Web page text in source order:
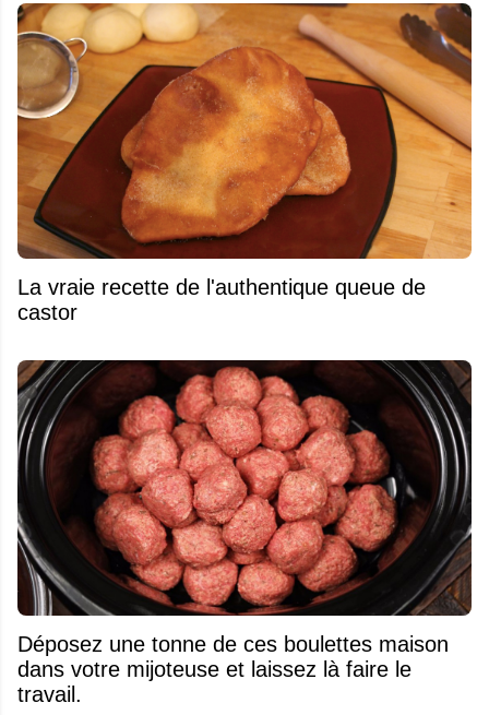
La vraie recette de l'authentique queue de
castor
Déposez une tonne de ces boulettes maison
dans votre mijoteuse et laissez là faire le
travail.